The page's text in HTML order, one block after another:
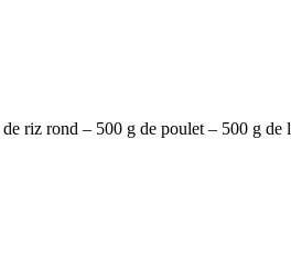
riz rond – 500 g de poulet – 500 g